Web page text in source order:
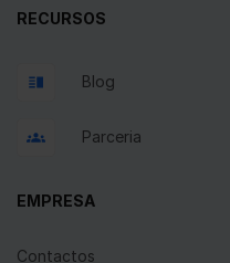
RECURSOS
Blog
Parceria
EMPRESA
Contactos